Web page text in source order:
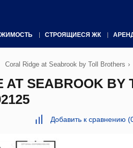
СТРОЯЩИЕСЯ ЖК
Coral Ridge at Seabrook by Toll Brothers ›
AT SEABROOK
Добавить к сравнению (